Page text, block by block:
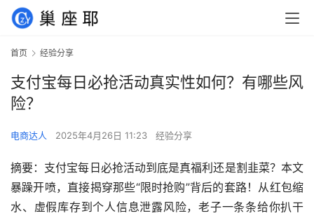
首页 经验分享
支付宝每日必抢活动真实性如何？有哪些风
险？
电商达人 2025年4月26日 11:23 经验分享
摘要：支付宝每日必抢活动到底是真福利还是割韭菜？本文
暴躁开喷，直接揭穿那些“限时抢购”背后的套路！从红包缩
水、虚假库存到个人信息泄露风险，老子一条条给你扒干